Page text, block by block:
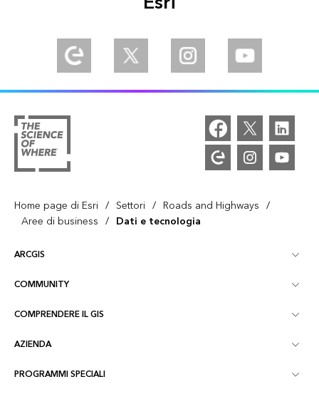
Home page di Esri / Settori / Roads and Highways /
Aree di business / Dati e tecnologia
ARCGIS
Panoramica ArcGIS
Mappatura
COMMUNITY
Community Esri
Blog di ArcGIS
COMPRENDERE IL GIS
Cos'è il GIS?
Location Intelligence
AZIENDA
Informazioni su Esri
PROGRAMMI SPECIALI